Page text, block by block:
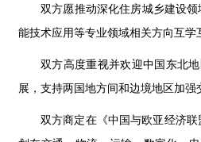
双方愿推动深化住房城乡建设
能技术应用等专业领域相关方向互学
双方高度重视并欢迎中国东北
展，支持两国地方间和边境地区加
双方商定在《中国与欧亚经济